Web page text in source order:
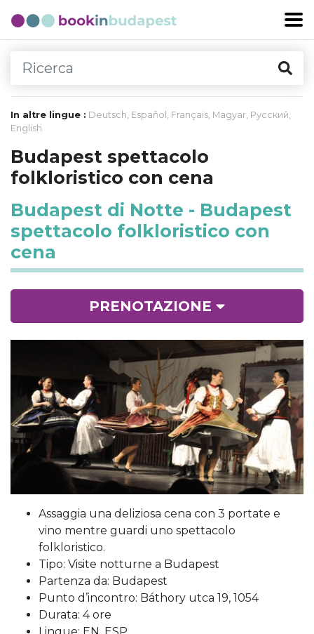
In altre lingue : Deutsch, Español , Français, Magyar, Русский,
English
Budapest spettacolo
folkloristico con cena
Budapest di Notte - Budapest
spettacolo folkloristico con
cena
Assaggia una deliziosa cena con 3 portate e
vino mentre guardi uno spettacolo
folkloristico.
Tipo: Visite notturne a Budapest
Partenza da: Budapest
Punto d’incontro: Báthory utca 19, 1054
Durata: 4 ore
PRENOTAZIONE